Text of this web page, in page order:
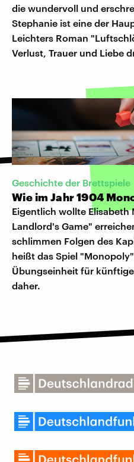
die wundervoll und
Stephanie ist eine der
Leichters Roman
Verlust, Trauer und Liebe
Geschichte der Brettspiele
Wie im Jahr 1904
Eigentlich wollte Elisabeth
Landlord's Game"
schlimmen Folgen des
heißt das Spiel
Übungseinheit für
daher.